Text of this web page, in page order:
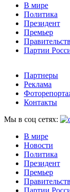
В мире
Политика
Президент
Премьер
Партии
Партнеры
Реклама
Контакты
Мы в соц сетях:
В мире
Новости
Политика
Президент
Премьер
Партии